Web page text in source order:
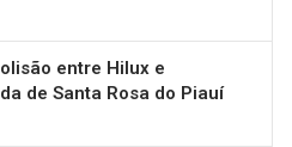
entre Hilux e
de Santa Rosa do Piauí